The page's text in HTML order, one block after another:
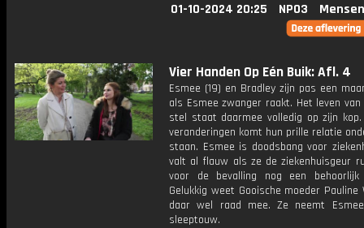
01-10-2024 20:25 NPO3
Vier Handen Op Eén Buik: Afl. 4
Esmee (19) en Bradley zijn pas een
als Esmee zwanger raakt. Het leven
stel staat daarmee volledig op zijn
veranderingen komt hun prille relatie
staan. Esmee is doodsbang voor
valt al flauw als ze de ziekenhuisgeur
voor de bevalling nog een behoorlijk
Gelukkig weet Gooische moeder Pauline
daar wel raad mee. Ze neemt
sleeptouw.